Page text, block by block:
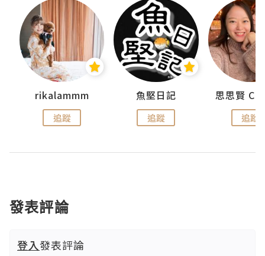
rikalammm
追蹤
魚堅日記
追蹤 追蹤
發表評論
登入發表評論